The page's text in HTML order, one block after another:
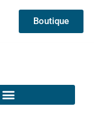
Boutique